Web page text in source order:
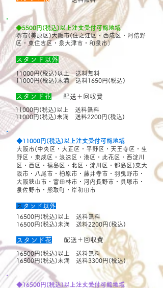
◆5500円(税込)以上注文受付可能地域
堺市(美原区)大阪市(住之江区・西成区・阿倍野
区・東住吉区​・泉大津市・和泉市）
​スタンド以外
11000円(税込)以上 送料無料
11000円(税込)未満 送料1650円(税込)
スタンド花 配送＋回収費
11000円(税込)以上 送料無料
11000円(税込)未満 送料2200円(税込)
◆11000円(税込)以上注文受付可能地域
大阪市(中央区・大正区・平野区・天王寺区・生
野区・東成区・浪速区・港区・ 此花区・西淀川
区・西区・福島区・北区・淀川区・都島区)東大
阪市・八尾市・柏原市・藤井寺市・羽曳野市・
大阪狭山市・富田林市・​河内長野市・貝塚市・
泉佐野市・熊取町・岸和田市
​ スタンド以外
16500円(税込)以上 送料無料
16500円(税込)未満 送料2200円(税込)
​スタンド花 配送＋回収費
16500円(税込)以上 送料無料
16500円(税込)未満 送料3300円(税込)
◆16500円(税込)以上注文受付可能地域